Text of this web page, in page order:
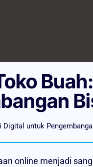
untuk
online menjadi